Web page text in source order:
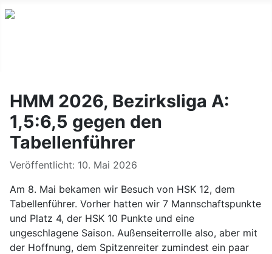
HMM 2026, Bezirksliga A:
1,5:6,5 gegen den
Tabellenführer
Details
Veröffentlicht: 10. Mai 2026
Am 8. Mai bekamen wir Besuch von HSK 12, dem
Tabellenführer. Vorher hatten wir 7 Mannschaftspunkte
und Platz 4, der HSK 10 Punkte und eine
ungeschlagene Saison. Außenseiterrolle also, aber mit
der Hoffnung, dem Spitzenreiter zumindest ein paar